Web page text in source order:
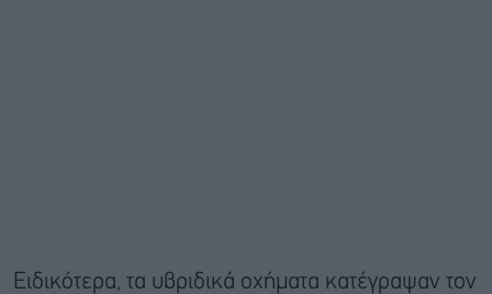
Ειδικότερα, τα υβριδικά οχήματα κατέγραψαν τον